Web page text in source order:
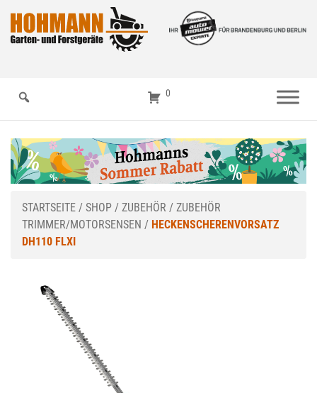
0
STARTSEITE / SHOP / ZUBEHÖR / ZUBEHÖR
TRIMMER/MOTORSENSEN / HECKENSCHERENVORSATZ
DH110 FLXI